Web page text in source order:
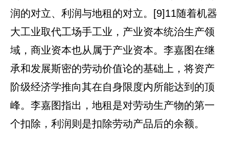
润的对立、利润与地租的对立。[9]11随着机器
大工业取代工场手工业，产业资本统治生产领
域，商业资本也从属于产业资本。李嘉图在继
承和发展斯密的劳动价值论的基础上，将资产
阶级经济学推向其在自身限度内所能达到的顶
峰。李嘉图指出，地租是对劳动生产物的第一
个扣除，利润则是扣除劳动产品后的余额。